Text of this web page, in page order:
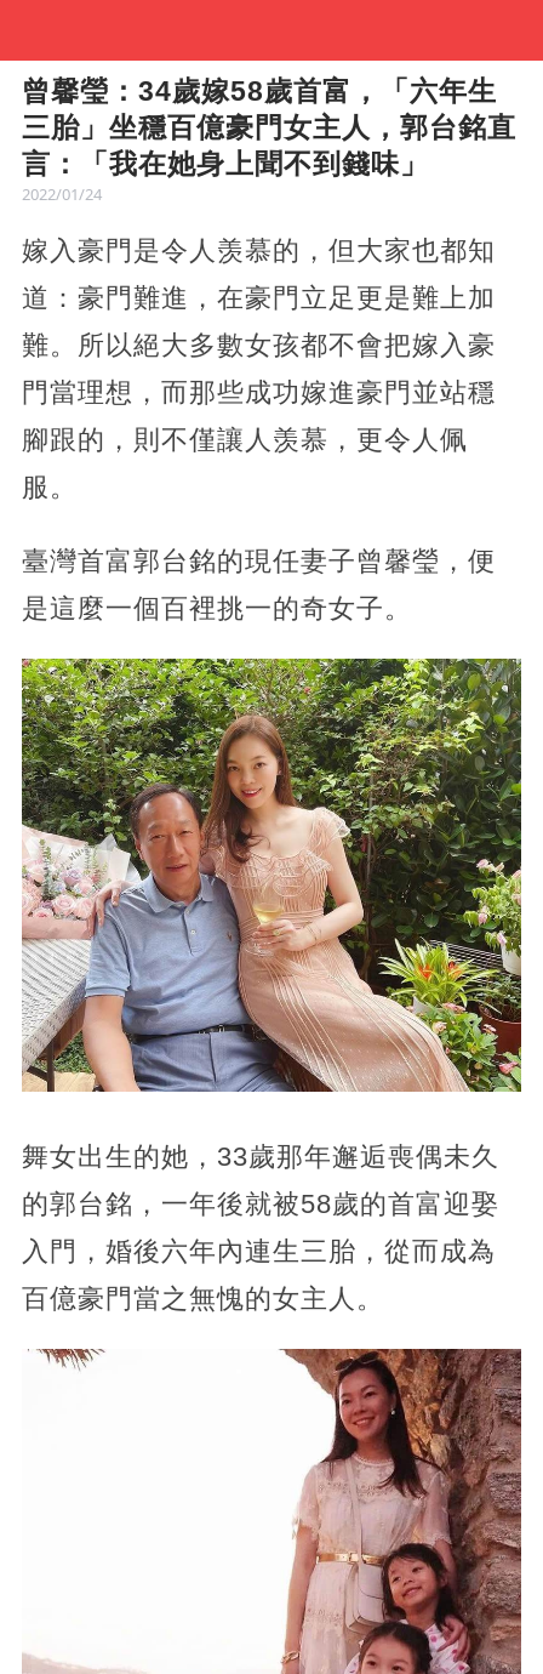
曾馨瑩：34歲嫁58歲首富，「六年生
三胎」坐穩百億豪門女主人，郭台銘直
言：「我在她身上聞不到錢味」
2022/01/24
嫁入豪門是令人羡慕的，但大家也都知
道：豪門難進，在豪門立足更是難上加
難。所以絕大多數女孩都不會把嫁入豪
門當理想，而那些成功嫁進豪門並站穩
腳跟的，則不僅讓人羡慕，更令人佩
服。
臺灣首富郭台銘的現任妻子曾馨瑩，便
是這麼一個百裡挑一的奇女子。
舞女出生的她，33歲那年邂逅喪偶未久
的郭台銘，一年後就被58歲的首富迎娶
入門，婚後六年內連生三胎，從而成為
百億豪門當之無愧的女主人。